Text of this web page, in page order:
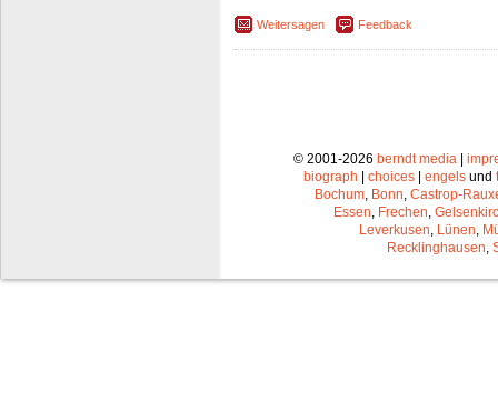
Weitersagen Feedback
© 2001-2026 berndt media |
biograph | choices | engels und
Bochum Bonn Castrop-
Essen Frechen
Leverkusen Lünen
Recklinghausen